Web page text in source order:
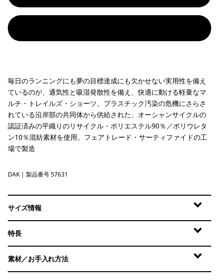
毎日のランニングにも夢の目標達成にも欠かせない実用性を備え
ているのが、通気性と吸湿発散性を備え、快適に動ける軽量なマ
ルチ・トレイルズ・ショーツ。プラスチック汚染の危機にさらさ
れている沿岸部の共同体から供給された、オーシャンサイクルの
認証済みの平織りのリサイクル・ポリエステル90％／ポリウレタ
ン10％混紡素材を使用。フェアトレード・サーティファイドの工
場で製造
Dark Ruby
DAK | 製品番号 57631
サイズ情報
特長
素材／お手入れ方法